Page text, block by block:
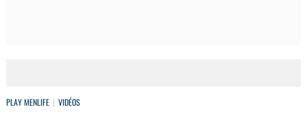
PLAY MENLIFE VIDÉOS